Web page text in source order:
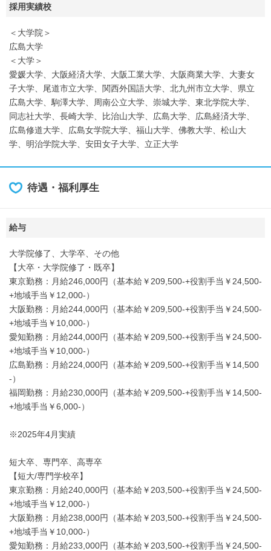
採用実績校
＜大学院＞
広島大学
＜大学＞
愛媛大学、大阪経済大学、大阪工業大学、大阪商業大学、大妻女
子大学、尾道市立大学、関西外国語大学、北九州市立大学、県立
広島大学、駒澤大学、周南公立大学、崇城大学、東北学院大学、
同志社大学、長崎大学、比治山大学、広島大学、広島経済大学、
広島修道大学、広島女学院大学、福山大学、佛教大学、松山大
学、明治学院大学、安田女子大学、立正大学
待遇・福利厚生
給与
大学院修了、大学卒、その他
【大卒・大学院修了・既卒】
東京勤務：月給246,000円（基本給￥209,500-+役割手当￥24,500-
+地域手当￥12,000-）
大阪勤務：月給244,000円（基本給￥209,500-+役割手当￥24,500-
+地域手当￥10,000-）
愛知勤務：月給244,000円（基本給￥209,500-+役割手当￥24,500-
+地域手当￥10,000-）
広島勤務：月給224,000円（基本給￥209,500-+役割手当￥14,500
-）
福岡勤務：月給230,000円（基本給￥209,500-+役割手当￥14,500-
+地域手当￥6,000-）
※2025年4月実績
短大卒、専門卒、高専卒
【短大/専門学校卒】
東京勤務：月給240,000円（基本給￥203,500-+役割手当￥24,500-
+地域手当￥12,000-）
大阪勤務：月給238,000円（基本給￥203,500-+役割手当￥24,500-
+地域手当￥10,000-）
愛知勤務：月給233,000円（基本給￥203,500-+役割手当￥24,500-